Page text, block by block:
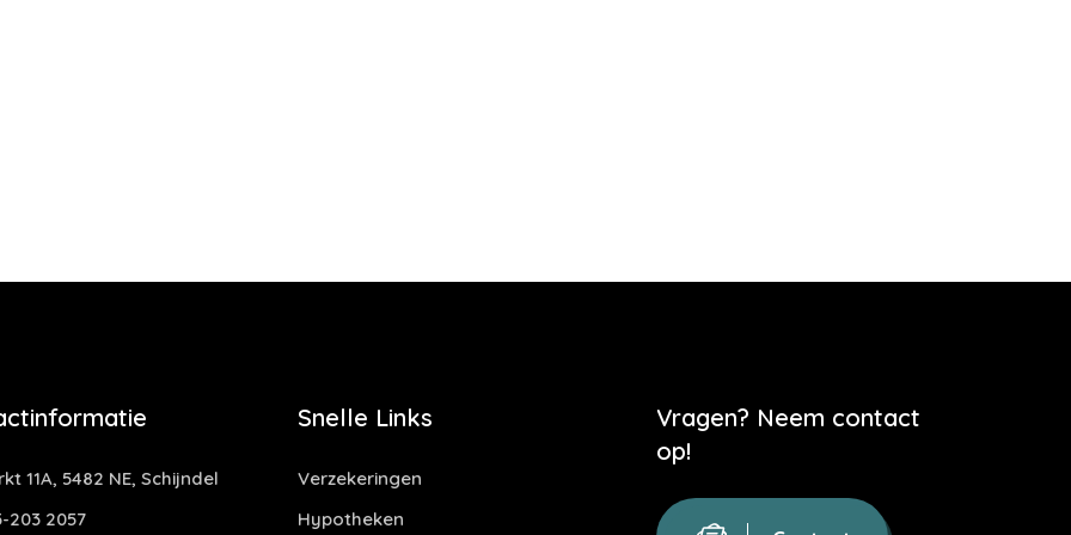
11A, 5482 NE, Schijndel
203 2057
Snelle Links
Verzekeringen
Hypotheken
Vragen? Neem contact
op!